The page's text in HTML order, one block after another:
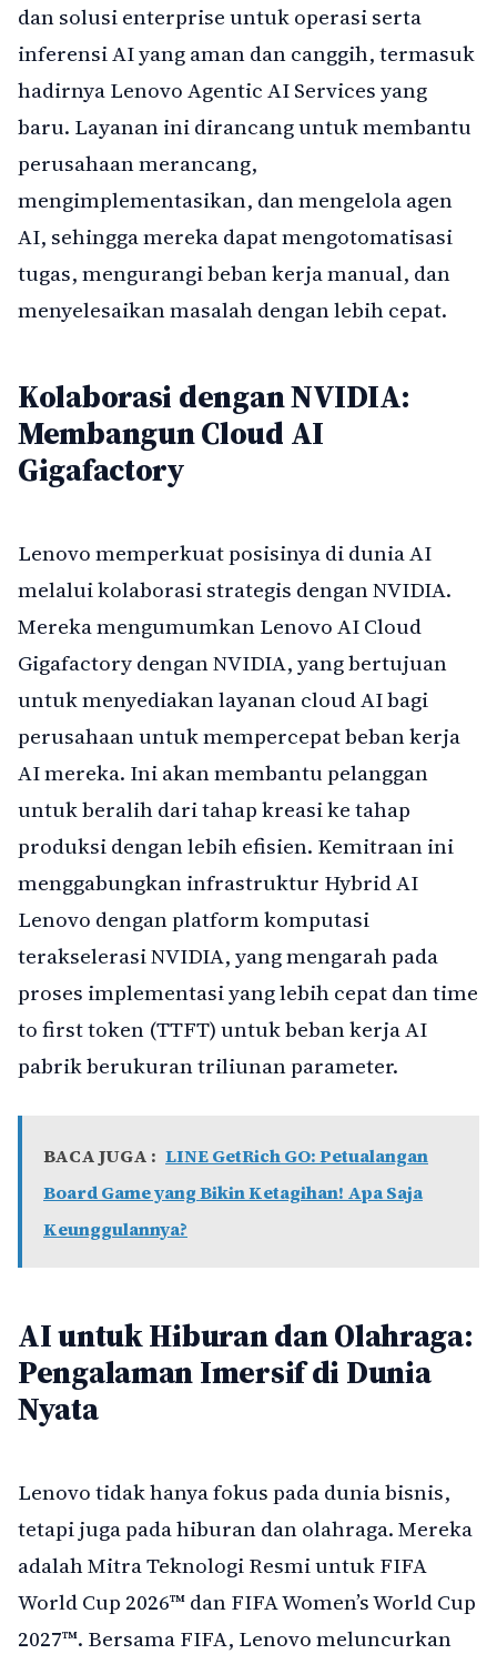
dan solusi enterprise untuk operasi serta
inferensi AI yang aman dan canggih, termasuk
hadirnya Lenovo Agentic AI Services yang
baru. Layanan ini dirancang untuk membantu
perusahaan merancang,
mengimplementasikan, dan mengelola agen
AI, sehingga mereka dapat mengotomatisasi
tugas, mengurangi beban kerja manual, dan
menyelesaikan masalah dengan lebih cepat.
Kolaborasi dengan NVIDIA:
Membangun Cloud AI
Gigafactory
Lenovo memperkuat posisinya di dunia AI
melalui kolaborasi strategis dengan NVIDIA.
Mereka mengumumkan Lenovo AI Cloud
Gigafactory dengan NVIDIA, yang bertujuan
untuk menyediakan layanan cloud AI bagi
perusahaan untuk mempercepat beban kerja
AI mereka. Ini akan membantu pelanggan
untuk beralih dari tahap kreasi ke tahap
produksi dengan lebih efisien. Kemitraan ini
menggabungkan infrastruktur Hybrid AI
Lenovo dengan platform komputasi
terakselerasi NVIDIA, yang mengarah pada
proses implementasi yang lebih cepat dan time
to first token (TTFT) untuk beban kerja AI
pabrik berukuran triliunan parameter.
BACA JUGA : LINE GetRich GO: Petualangan
Board Game yang Bikin Ketagihan! Apa Saja
Keunggulannya?
AI untuk Hiburan dan Olahraga:
Pengalaman Imersif di Dunia
Nyata
Lenovo tidak hanya fokus pada dunia bisnis,
tetapi juga pada hiburan dan olahraga. Mereka
adalah Mitra Teknologi Resmi untuk FIFA
World Cup 2026™ dan FIFA Women’s World Cup
2027™. Bersama FIFA, Lenovo meluncurkan